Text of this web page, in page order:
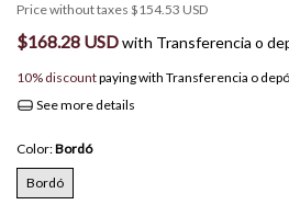
Price without taxes $154.53 USD
$168.28 USDwith Transferencia o
10% discountpaying with Transferencia o
See more details
Color:Bordó
Bordó